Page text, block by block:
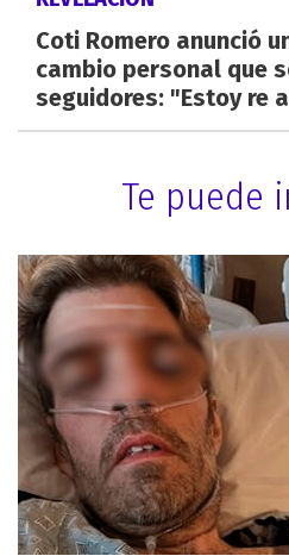
Coti Romero anunció
cambio personal que
seguidores: "Estoy re
Te puede